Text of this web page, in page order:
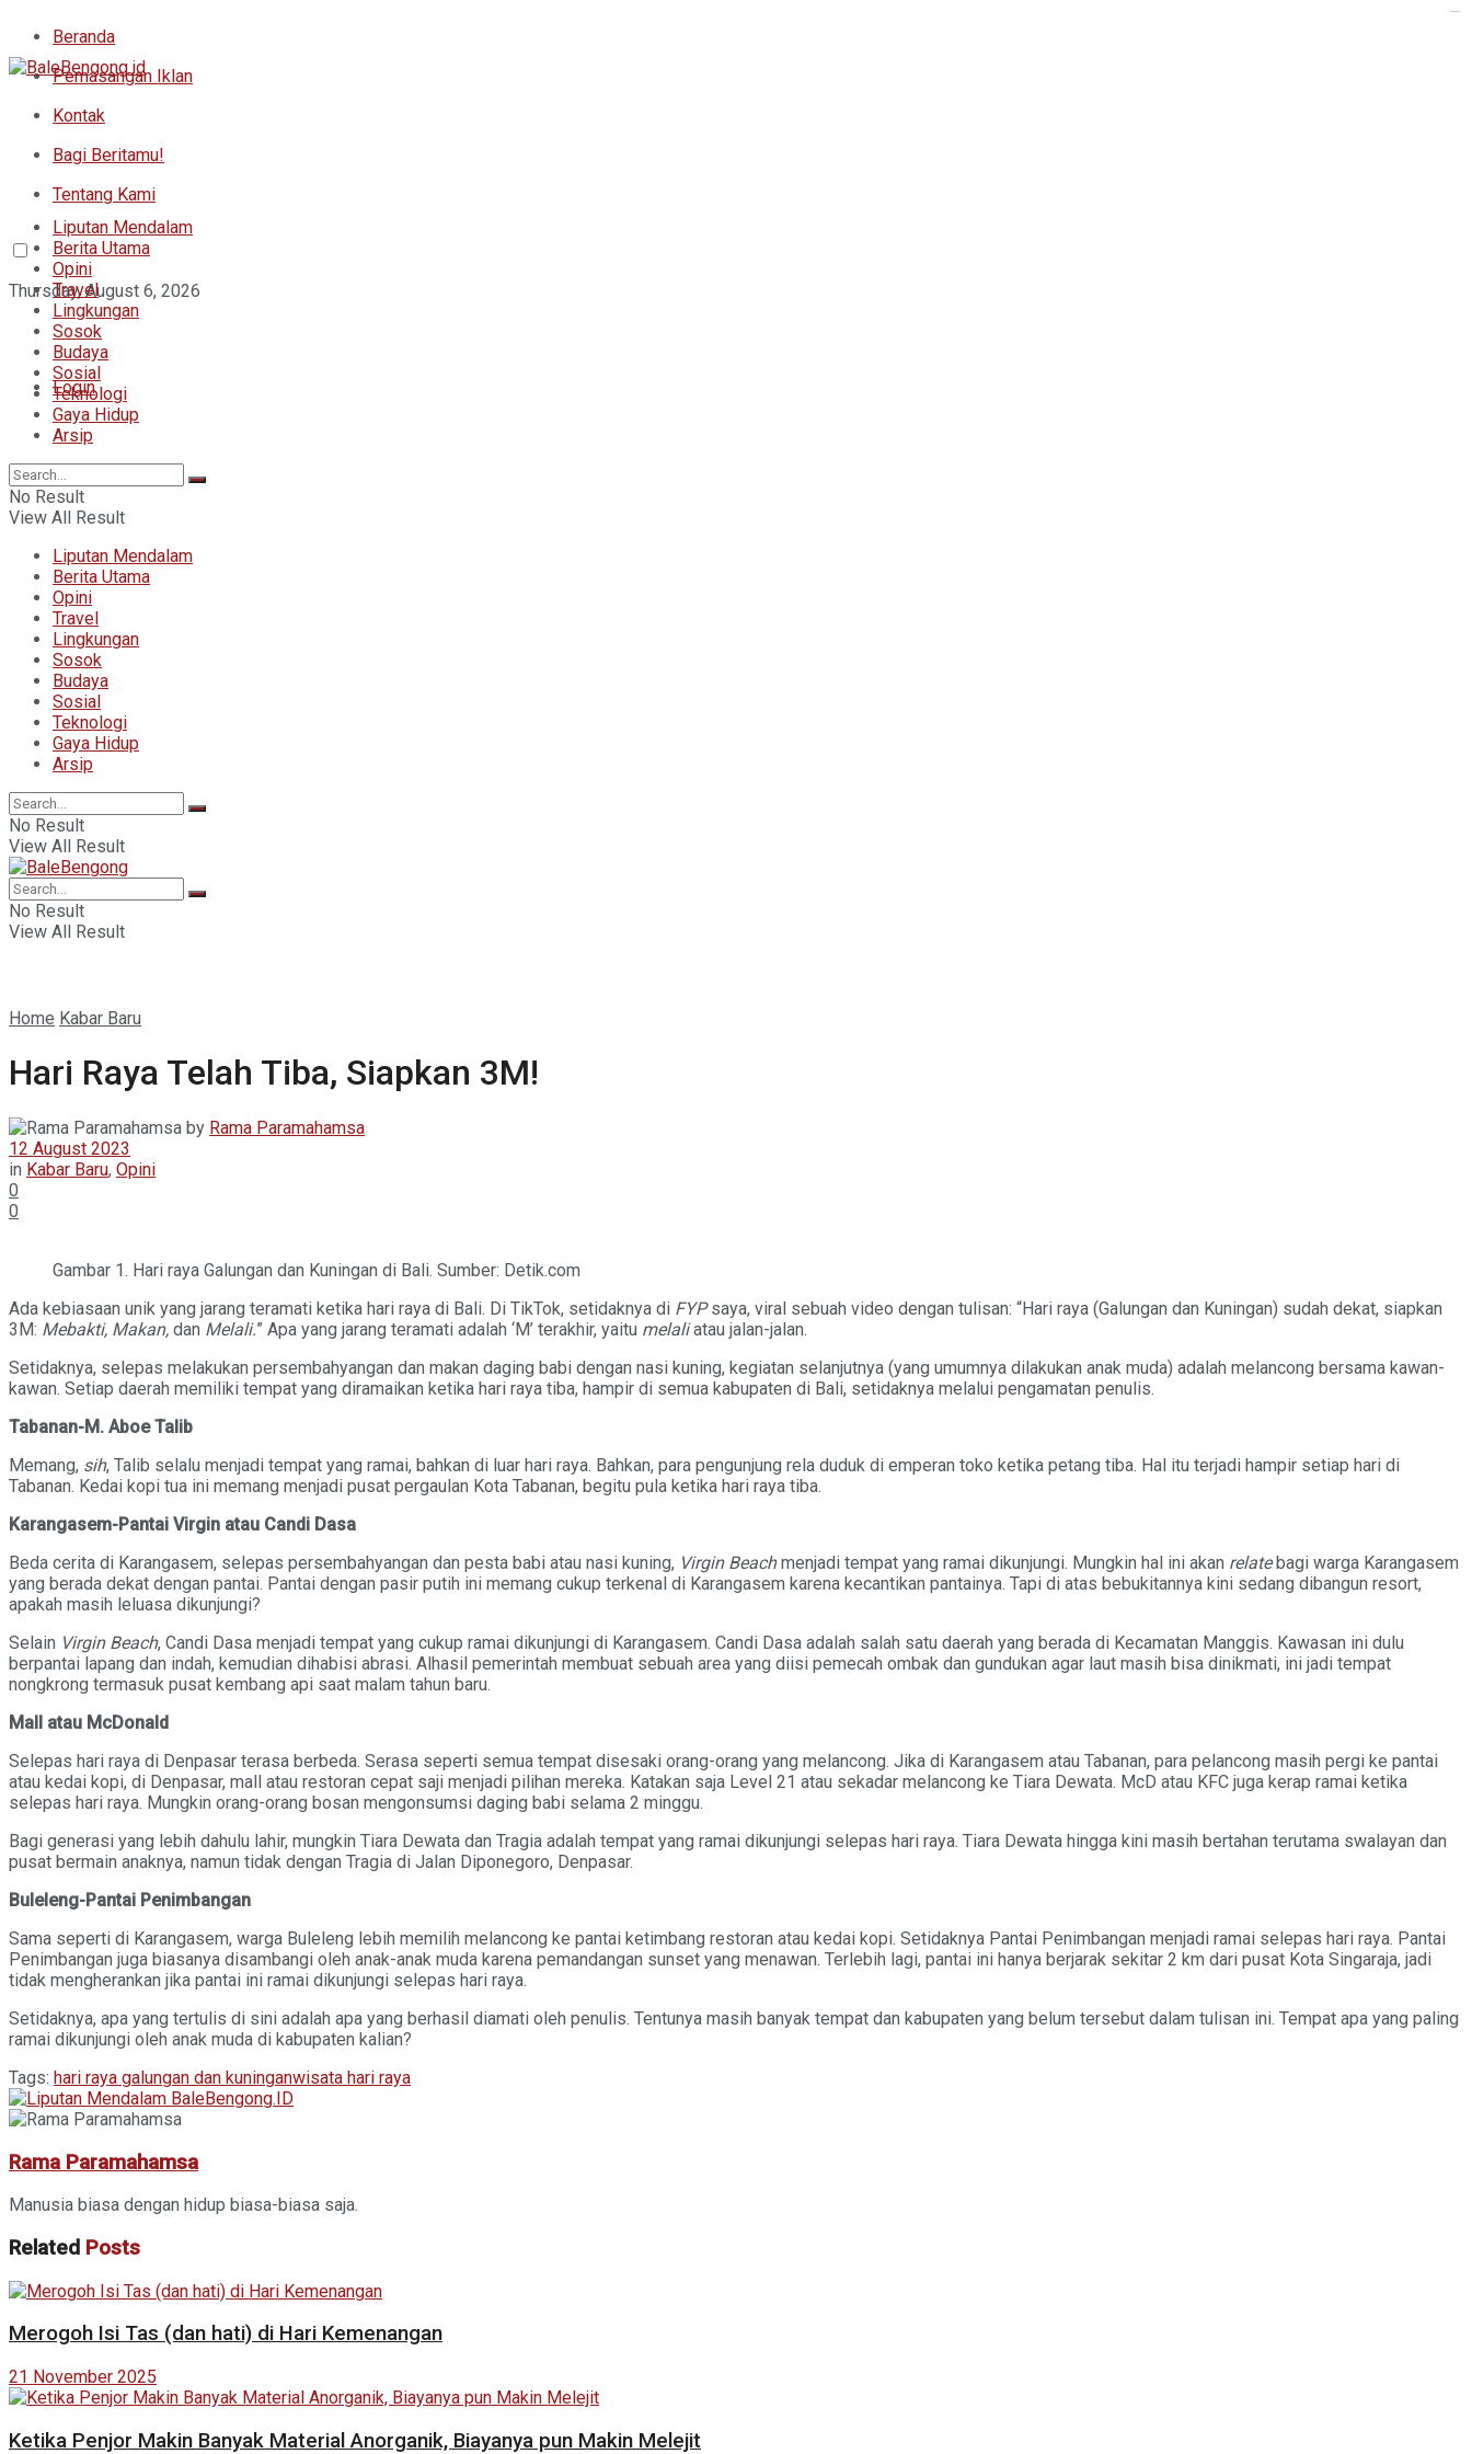
Beranda
Pemasangan Iklan
Kontak
Bagi Beritamu!
Tentang Kami
Thursday, August 6, 2026
Login
Liputan Mendalam
Berita Utama
Opini
Travel
Lingkungan
Sosok
Budaya
Sosial
Teknologi
Gaya Hidup
Arsip
No Result
View All Result
Liputan Mendalam
Berita Utama
Opini
Travel
Lingkungan
Sosok
Budaya
Sosial
Teknologi
Gaya Hidup
Arsip
No Result
View All Result
No Result
View All Result
Home Kabar Baru
Hari Raya Telah Tiba, Siapkan 3M!
by Rama Paramahamsa
12 August 2023
in Kabar Baru, Opini
0
0
Gambar 1. Hari raya Galungan dan Kuningan di Bali. Sumber: Detik.com
Ada kebiasaan unik yang jarang teramati ketika hari raya di Bali. Di TikTok, setidaknya di FYPsaya, viral sebuah video dengan tulisan: “Hari raya (Galungan dan Kuningan) sudah dekat, siapkan
3M: Mebakti, Makan, dan Melali.” Apa yang jarang teramati adalah ‘M’ terakhir, yaitu melaliatau jalan-jalan.
Setidaknya, selepas melakukan persembahyangan dan makan daging babi dengan nasi kuning, kegiatan selanjutnya (yang umumnya dilakukan anak muda) adalah melancong bersama kawan-
kawan. Setiap daerah memiliki tempat yang diramaikan ketika hari raya tiba, hampir di semua kabupaten di Bali, setidaknya melalui pengamatan penulis.
Tabanan-M. Aboe Talib
Memang, sih, Talib selalu menjadi tempat yang ramai, bahkan di luar hari raya. Bahkan, para pengunjung rela duduk di emperan toko ketika petang tiba. Hal itu terjadi hampir setiap hari di
Tabanan. Kedai kopi tua ini memang menjadi pusat pergaulan Kota Tabanan, begitu pula ketika hari raya tiba.
Karangasem-Pantai Virgin atau Candi Dasa
Beda cerita di Karangasem, selepas persembahyangan dan pesta babi atau nasi kuning, Virgin Beachmenjadi tempat yang ramai dikunjungi. Mungkin hal ini akan relatebagi warga Karangasem
yang berada dekat dengan pantai. Pantai dengan pasir putih ini memang cukup terkenal di Karangasem karena kecantikan pantainya. Tapi di atas bebukitannya kini sedang dibangun resort,
apakah masih leluasa dikunjungi?
Selain Virgin Beach, Candi Dasa menjadi tempat yang cukup ramai dikunjungi di Karangasem. Candi Dasa adalah salah satu daerah yang berada di Kecamatan Manggis. Kawasan ini dulu
berpantai lapang dan indah, kemudian dihabisi abrasi. Alhasil pemerintah membuat sebuah area yang diisi pemecah ombak dan gundukan agar laut masih bisa dinikmati, ini jadi tempat
nongkrong termasuk pusat kembang api saat malam tahun baru.
Mall atau McDonald
Selepas hari raya di Denpasar terasa berbeda. Serasa seperti semua tempat disesaki orang-orang yang melancong. Jika di Karangasem atau Tabanan, para pelancong masih pergi ke pantai
atau kedai kopi, di Denpasar, mall atau restoran cepat saji menjadi pilihan mereka. Katakan saja Level 21 atau sekadar melancong ke Tiara Dewata. McD atau KFC juga kerap ramai ketika
selepas hari raya. Mungkin orang-orang bosan mengonsumsi daging babi selama 2 minggu.
Bagi generasi yang lebih dahulu lahir, mungkin Tiara Dewata dan Tragia adalah tempat yang ramai dikunjungi selepas hari raya. Tiara Dewata hingga kini masih bertahan terutama swalayan dan
pusat bermain anaknya, namun tidak dengan Tragia di Jalan Diponegoro, Denpasar.
Buleleng-Pantai Penimbangan
Sama seperti di Karangasem, warga Buleleng lebih memilih melancong ke pantai ketimbang restoran atau kedai kopi. Setidaknya Pantai Penimbangan menjadi ramai selepas hari raya. Pantai
Penimbangan juga biasanya disambangi oleh anak-anak muda karena pemandangan sunset yang menawan. Terlebih lagi, pantai ini hanya berjarak sekitar 2 km dari pusat Kota Singaraja, jadi
tidak mengherankan jika pantai ini ramai dikunjungi selepas hari raya.
Setidaknya, apa yang tertulis di sini adalah apa yang berhasil diamati oleh penulis. Tentunya masih banyak tempat dan kabupaten yang belum tersebut dalam tulisan ini. Tempat apa yang paling
ramai dikunjungi oleh anak muda di kabupaten kalian?
Tags: hari raya galungan dan kuninganwisata hari raya
Rama Paramahamsa
Manusia biasa dengan hidup biasa-biasa saja.
Related Posts
Merogoh Isi Tas (dan hati) di Hari Kemenangan
21 November 2025
Ketika Penjor Makin Banyak Material Anorganik, Biayanya pun Makin Melejit